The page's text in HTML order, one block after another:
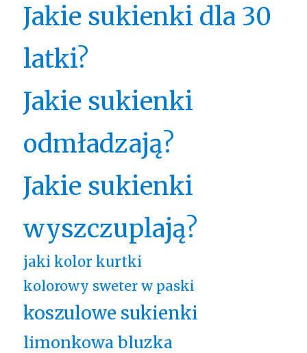
Jakie sukienki dla 30
latki?
Jakie sukienki
odmładzają?
Jakie sukienki
wyszczuplają?
jaki kolor kurtki
kolorowy sweter w paski
koszulowe sukienki
limonkowa bluzka